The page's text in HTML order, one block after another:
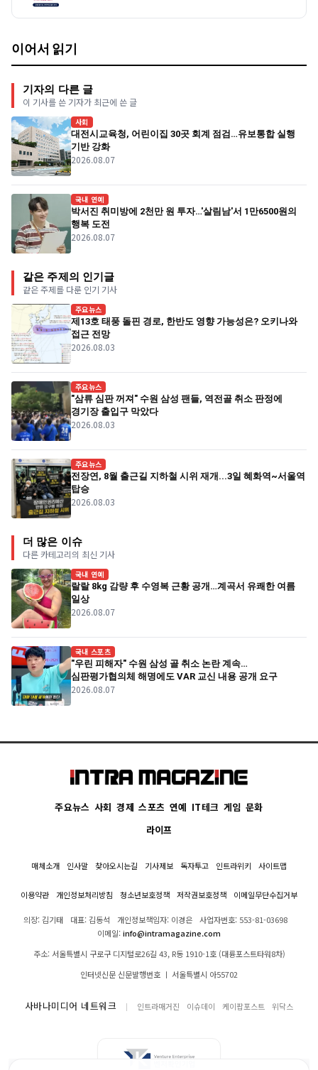
이어서 읽기
기자의 다른 글
이 기사를 쓴 기자가 최근에 쓴 글
사회
대전시교육청, 어린이집 30곳 회계 점검…유보통합 실행
기반 강화
2026.08.07
국내 연예
박서진 취미방에 2천만 원 투자…'살림남'서 1만6500원의
행복 도전
2026.08.07
같은 주제의 인기글
같은 주제를 다룬 인기 기사
주요뉴스
제13호 태풍 돌핀 경로, 한반도 영향 가능성은? 오키나와
접근 전망
2026.08.03
주요뉴스
"삼류 심판 꺼져" 수원 삼성 팬들, 역전골 취소 판정에
경기장 출입구 막았다
2026.08.03
주요뉴스
전장연, 8월 출근길 지하철 시위 재개...3일 혜화역~서울역
탑승
2026.08.03
더 많은 이슈
다른 카테고리의 최신 기사
국내 연예
랄랄 8kg 감량 후 수영복 근황 공개…계곡서 유쾌한 여름
일상
2026.08.07
국내 스포츠
"우린 피해자" 수원 삼성 골 취소 논란 계속…
심판평가협의체 해명에도 VAR 교신 내용 공개 요구
2026.08.07
주요뉴스 사회 경제 스포츠 연예 IT테크 게임 문화
라이프
매체소개 인사말 찾아오시는길 기사제보 독자투고 인트라위키 사이트맵
이용약관 개인정보처리방침 청소년보호정책 저작권보호정책 이메일무단수집거부
의장: 김기태 대표: 김동석 개인정보책임자: 이경은
사업자번호: 553-81-03698
이메일:info@intramagazine.com
주소: 서울특별시 구로구 디지털로26길 43, R동 1910-1호 (대륭포스트타워8차)
인터넷신문 신문발행번호 ㅣ 서울특별시 아55702
사바나미디어 네트워크 인트라매거진 이슈데이 케이팝포스트 위닥스